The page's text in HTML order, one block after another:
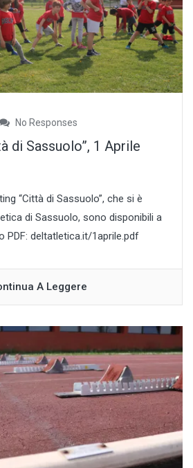
No Responses
di Sassuolo”, 1 Aprile
“Città di Sassuolo”, che si è
di Sassuolo, sono disponibili a
PDF: deltatletica.it/1aprile.pdf
A Leggere